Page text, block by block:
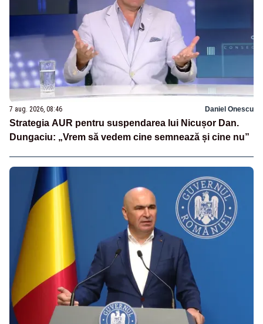
7 aug. 2026, 08:46 Daniel Onescu
Strategia AUR pentru suspendarea lui Nicușor Dan.
Dungaciu: „Vrem să vedem cine semnează și cine nu”